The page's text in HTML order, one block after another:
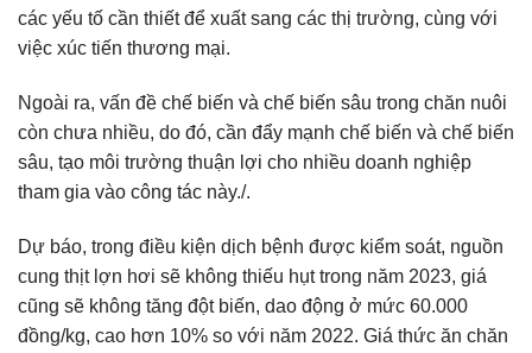
các yếu tố cần thiết để xuất sang các thị trường, cùng với
việc xúc tiến thương mại.
Ngoài ra, vấn đề chế biến và chế biến sâu trong chăn nuôi
còn chưa nhiều, do đó, cần đẩy mạnh chế biến và chế biến
sâu, tạo môi trường thuận lợi cho nhiều doanh nghiệp
tham gia vào công tác này./.
Dự báo, trong điều kiện dịch bệnh được kiểm soát, nguồn
cung thịt lợn hơi sẽ không thiếu hụt trong năm 2023, giá
cũng sẽ không tăng đột biến, dao động ở mức 60.000
đồng/kg, cao hơn 10% so với năm 2022. Giá thức ăn chăn